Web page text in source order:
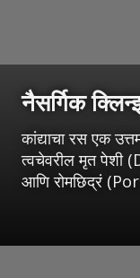
नैसर्गिक
कांद्याचा रस एक
त्वचेवरील मृत पेशी
आणि रोमछिद्रं